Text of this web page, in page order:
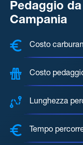
Pedaggio
Campania
COSTI,
Costo
Costo
Lunghezza
Tempo